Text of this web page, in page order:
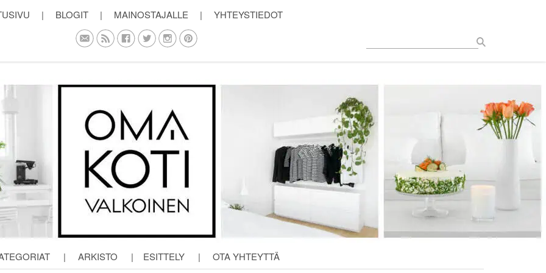
| BLOGIT | MAINOSTAJALLE | YHTEYSTIEDOT
| ARKISTO | ESITTELY | OTA YHTEYTTÄ